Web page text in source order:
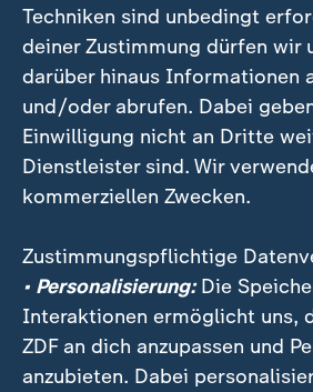
Techniken sind unbedingt
deiner Zustimmung dürfen wir
darüber hinaus Informationen
und/oder abrufen. Dabei
Einwilligung nicht an Dritte
Dienstleister sind. Wir
kommerziellen Zwecken.
Zustimmungspflichtige
• Personalisierung:Die
Interaktionen ermöglicht uns,
ZDF an dich anzupassen und
anzubieten. Dabei